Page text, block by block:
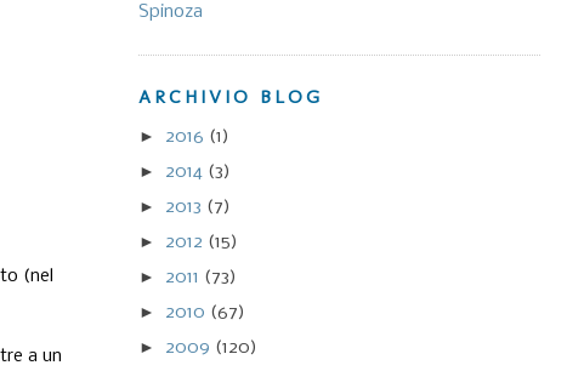
(nel
a un
Spinoza
ARCHIVIO BLOG
► 2016 (1)
► 2014 (3)
► 2013 (7)
► 2012 (15)
► 2011 (73)
► 2010 (67)
► 2009 (120)